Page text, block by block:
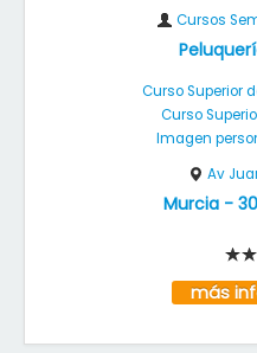
Cursos
Curso Superior
Curso
Imagen
Av
Murcia -
más